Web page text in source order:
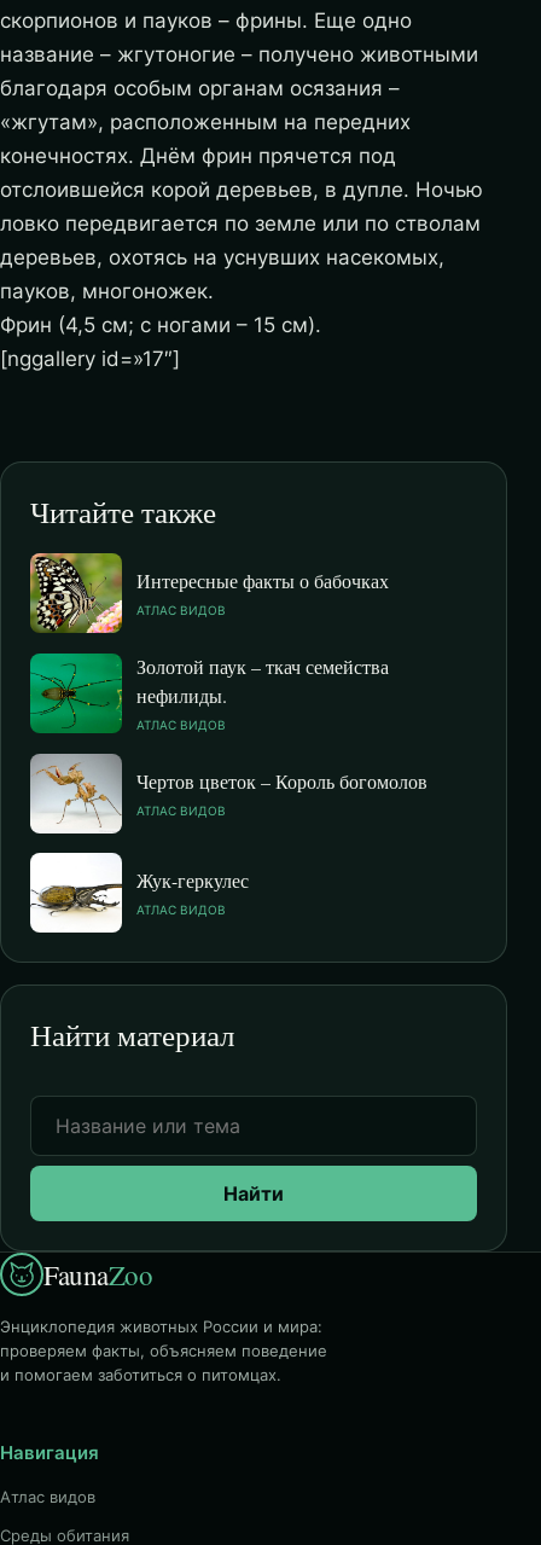
скорпионов и пауков – фрины. Еще одно
название – жгутоногие – получено животными
благодаря особым органам осязания –
«жгутам», расположенным на передних
конечностях. Днём фрин прячется под
отслоившейся корой деревьев, в дупле. Ночью
ловко передвигается по земле или по стволам
деревьев, охотясь на уснувших насекомых,
пауков, многоножек.
Фрин (4,5 см; с ногами – 15 см).
[nggallery id=»17″]
Читайте также
Интересные факты о бабочках
АТЛАС ВИДОВ
Золотой паук – ткач семейства
нефилиды.
АТЛАС ВИДОВ
Чертов цветок – Король богомолов
АТЛАС ВИДОВ
Жук-геркулес
АТЛАС ВИДОВ
Найти материал
Найти
FaunaZoo
Энциклопедия животных России и мира:
проверяем факты, объясняем поведение
и помогаем заботиться о питомцах.
Навигация
Атлас видов
Среды обитания